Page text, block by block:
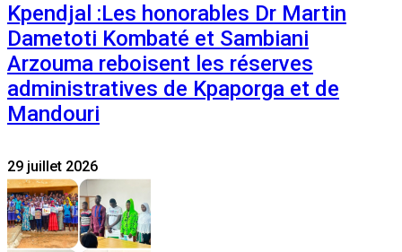
Kpendjal :Les honorables Dr Martin
Dametoti Kombaté et Sambiani
Arzouma reboisent les réserves
administratives de Kpaporga et de
Mandouri
29 juillet 2026